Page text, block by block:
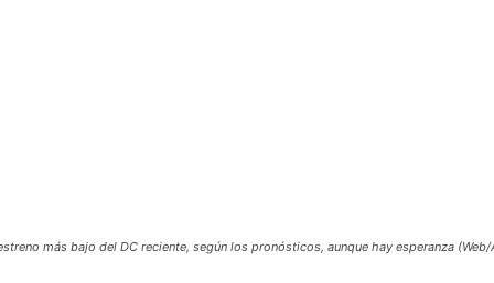
más bajo del DC reciente, según los pronósticos, aunque hay esperanza